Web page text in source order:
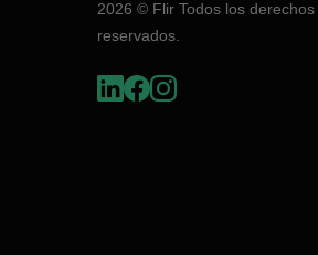
2026 © Flir Todos los derechos
reservados.